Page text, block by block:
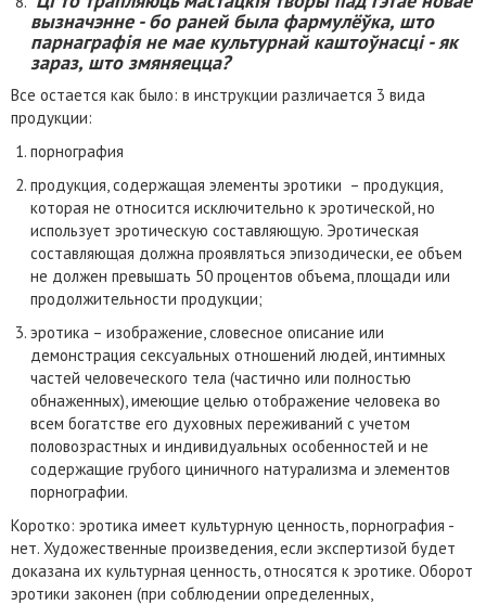
вызначэнне - бо раней была фармулёўка, што
парнаграфія не мае культурнай каштоўнасці - як
зараз, што змяняецца?
Все остается как было: в инструкции различается 3 вида
продукции:
порнография
продукция, содержащая элементы эротики – продукция,
которая не относится исключительно к эротической, но
использует эротическую составляющую. Эротическая
составляющая должна проявляться эпизодически, ее объем
не должен превышать 50 процентов объема, площади или
продолжительности продукции;
эротика – изображение, словесное описание или
демонстрация сексуальных отношений людей, интимных
частей человеческого тела (частично или полностью
обнаженных), имеющие целью отображение человека во
всем богатстве его духовных переживаний с учетом
половозрастных и индивидуальных особенностей и не
содержащие грубого циничного натурализма и элементов
порнографии.
Коротко: эротика имеет культурную ценность, порнография -
нет. Художественные произведения, если экспертизой будет
доказана их культурная ценность, относятся к эротике. Оборот
эротики законен (при соблюдении определенных,